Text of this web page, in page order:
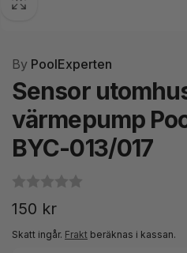
By PoolExperten
Sensor
värmepump
BYC-013/017
Ordinarie
pris
150 kr
Skatt ingår. Frakt beräknas i kassan.